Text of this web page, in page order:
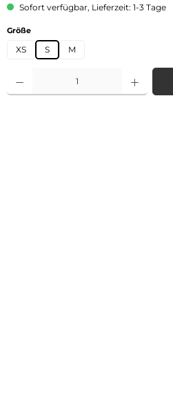
Sofort verfügbar, Lieferzeit: 1-3 Tage
Größeauswählen
XS S M
Produkt Anzahl: Gib den gewünschten